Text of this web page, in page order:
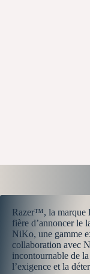
Razer™, la marque
fière d’annoncer le
NiKo, une gamme
collaboration avec
incontournable de la
l’exigence et la